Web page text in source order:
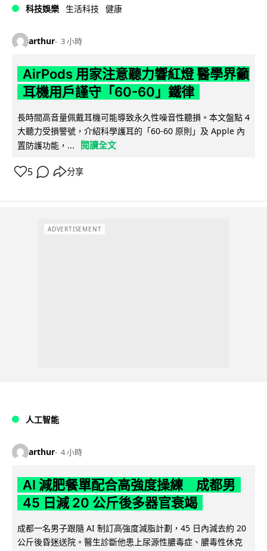
科技娛樂 生活科技 健康
arthur 3 小時
AirPods 用家注意聽力響紅燈 醫學界籲
耳機用戶謹守「60-60」鐵律
長時間高音量佩戴耳機可能導致永久性噪音性聽損。本文盤點 4
大聽力受損警號，介紹科學護耳的「60-60 原則」及 Apple 內
置防護功能，...
閱讀全文
5 分享
ADVERTISEMENT
人工智能
arthur 4 小時
AI 減肥餐單配合高強度操練 成都男
45 日減 20 公斤後多器官衰竭
成都一名男子跟隨 AI 制訂高強度減脂計劃，45 日內減去約 20
公斤後昏迷送院。醫生診斷他患上尿源性膿毒症、膿毒性休克